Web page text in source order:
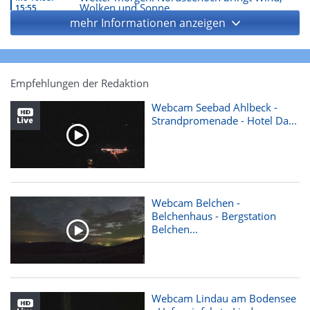
15:55
Wolken und Sonne
Tipp: Der Regenradar sagt: Auszeit an Bord
mehr Informationen anzeigen
Empfehlungen der Redaktion
Webcam Seebad Ahlbeck -
Strandpromenade - Hotel Da...
Webcam Belchen -
Belchenhaus - Bergstation
Belchen...
Webcam Lindau am Bodensee